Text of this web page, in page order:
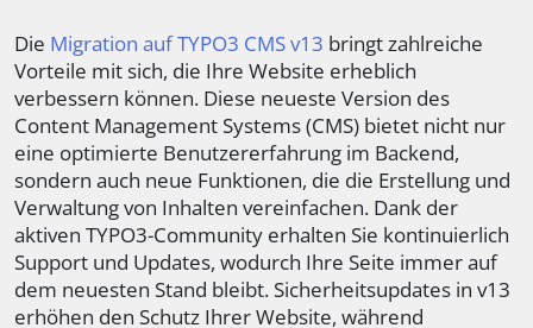
Die Migration auf TYPO3 CMS v13 bringt zahlreiche
Vorteile mit sich, die Ihre Website erheblich
verbessern können. Diese neueste Version des
Content Management Systems (CMS) bietet nicht nur
eine optimierte Benutzererfahrung im Backend,
sondern auch neue Funktionen, die die Erstellung und
Verwaltung von Inhalten vereinfachen. Dank der
aktiven TYPO3-Community erhalten Sie kontinuierlich
Support und Updates, wodurch Ihre Seite immer auf
dem neuesten Stand bleibt. Sicherheitsupdates in v13
erhöhen den Schutz Ihrer Website, während